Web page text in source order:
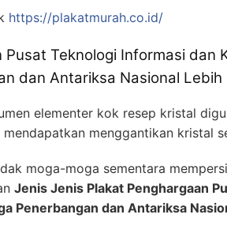
https://plakatmurah.co.id/
Teknologi Informasi dan
dan Antariksa Nasional Lebih
elementer kok resep kristal
menggantikan kristal
moga-moga sementara
Jenis Jenis Plakat Penghargaan
Penerbangan dan Antariksa